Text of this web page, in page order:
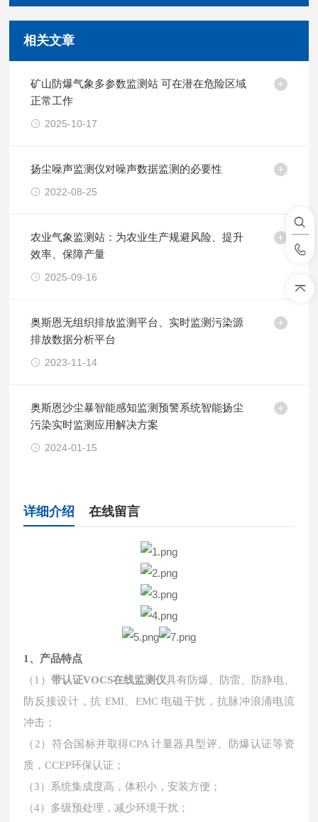
相关文章
矿山防爆气象多参数监测站 可在潜在危险区域
正常工作
2025-10-17
扬尘噪声监测仪对噪声数据监测的必要性
2022-08-25
农业气象监测站：为农业生产规避风险、提升
效率、保障产量
2025-09-16
奥斯恩无组织排放监测平台、实时监测污染源
排放数据分析平台
2023-11-14
奥斯恩沙尘暴智能感知监测预警系统智能扬尘
污染实时监测应用解决方案
2024-01-15
详细介绍 在线留言
1、产品特点
（1） 带认证VOCS在线监测仪具有防爆、防雷、防静电、
防反接设计，抗 EMI、EMC 电磁干扰，抗脉冲浪涌电流
冲击；
（2）符合国标并取得CPA 计量器具型评、防爆认证等资
质，CCEP环保认证；
（3）系统集成度高，体积小，安装方便；
（4）多级预处理，减少环境干扰；